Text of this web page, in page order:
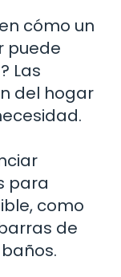
cómo un
puede
Las
del hogar
para
como
de